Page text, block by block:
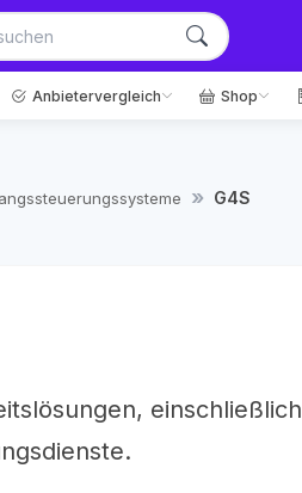
Anbietervergleich Shop
G4S
einschließlich